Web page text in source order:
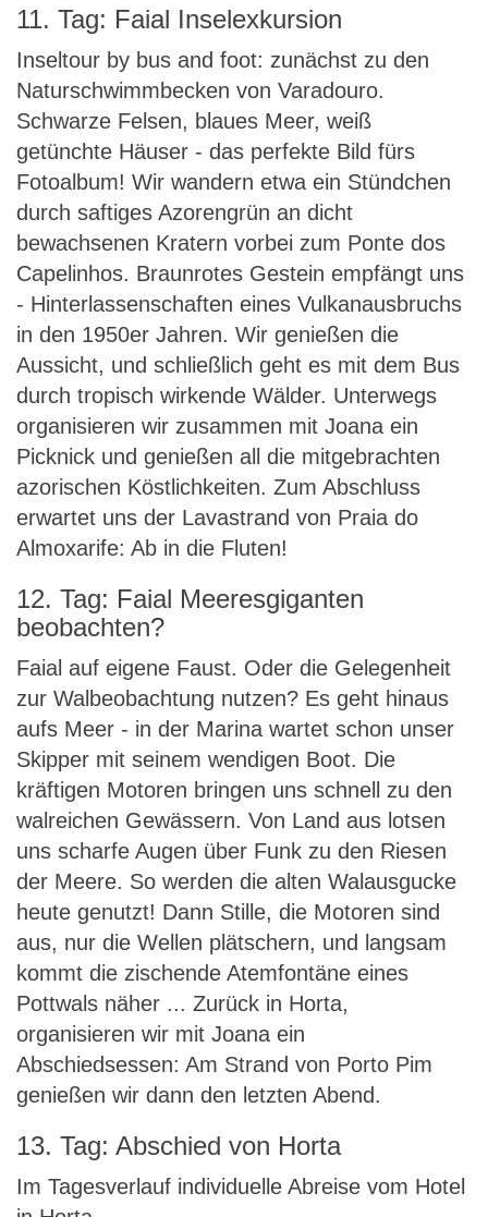
11. Tag: Faial Inselexkursion
Inseltour by bus and foot: zunächst zu den
Naturschwimmbecken von Varadouro.
Schwarze Felsen, blaues Meer, weiß
getünchte Häuser - das perfekte Bild fürs
Fotoalbum! Wir wandern etwa ein Stündchen
durch saftiges Azorengrün an dicht
bewachsenen Kratern vorbei zum Ponte dos
Capelinhos. Braunrotes Gestein empfängt uns
- Hinterlassenschaften eines Vulkanausbruchs
in den 1950er Jahren. Wir genießen die
Aussicht, und schließlich geht es mit dem Bus
durch tropisch wirkende Wälder. Unterwegs
organisieren wir zusammen mit Joana ein
Picknick und genießen all die mitgebrachten
azorischen Köstlichkeiten. Zum Abschluss
erwartet uns der Lavastrand von Praia do
Almoxarife: Ab in die Fluten!
12. Tag: Faial Meeresgiganten
beobachten?
Faial auf eigene Faust. Oder die Gelegenheit
zur Walbeobachtung nutzen? Es geht hinaus
aufs Meer - in der Marina wartet schon unser
Skipper mit seinem wendigen Boot. Die
kräftigen Motoren bringen uns schnell zu den
walreichen Gewässern. Von Land aus lotsen
uns scharfe Augen über Funk zu den Riesen
der Meere. So werden die alten Walausgucke
heute genutzt! Dann Stille, die Motoren sind
aus, nur die Wellen plätschern, und langsam
kommt die zischende Atemfontäne eines
Pottwals näher ... Zurück in Horta,
organisieren wir mit Joana ein
Abschiedsessen: Am Strand von Porto Pim
genießen wir dann den letzten Abend.
13. Tag: Abschied von Horta
Im Tagesverlauf individuelle Abreise vom Hotel